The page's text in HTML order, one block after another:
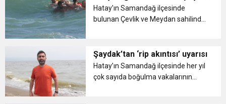
Cumhuriyet, Türk Milletinin Özgürlük
ve Onur Nişanesidir
6:19 HBB BAŞKANI ÖNTÜRK’ÜN
CUMHURİYET BAYRAMI MESAJI
KURUMLAR VERGİSİ ERTELENDİ
1:00 İTSO İŞ-KUR SGK TOPLANTI
Hatay’ın Samandağ ilçesinde
bulunan Çevlik ve Meydan sahilinde
Şaydak’tan ‘rip akıntısı’ uyarısı
Hatay’ın Samandağ ilçesinde her yıl
çok sayıda boğulma vakalarının